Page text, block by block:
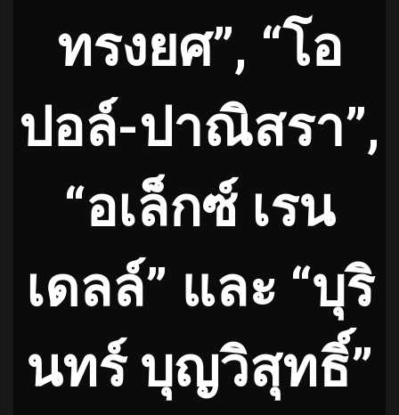
ทรงยศ”, “โอ
ปอล์-ปาณิสรา”,
“อเล็กซ์ เรน
เดลล์” และ “บุริ
นทร์ บุญวิสุทธิ์”